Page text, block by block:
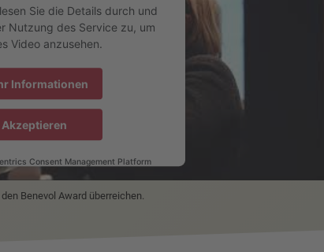
Sie die Details durch und
Nutzung des Service zu, um
Video anzusehen.
Informationen
Akzeptieren
Consent Management Platform
Benevol Award überreichen.